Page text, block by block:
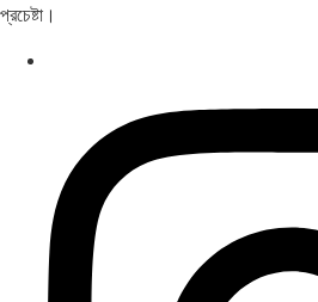
প্রচেষ্টা।